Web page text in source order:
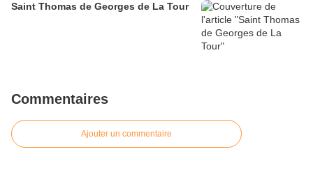
Saint Thomas de Georges de La Tour
Commentaires
Ajouter un commentaire